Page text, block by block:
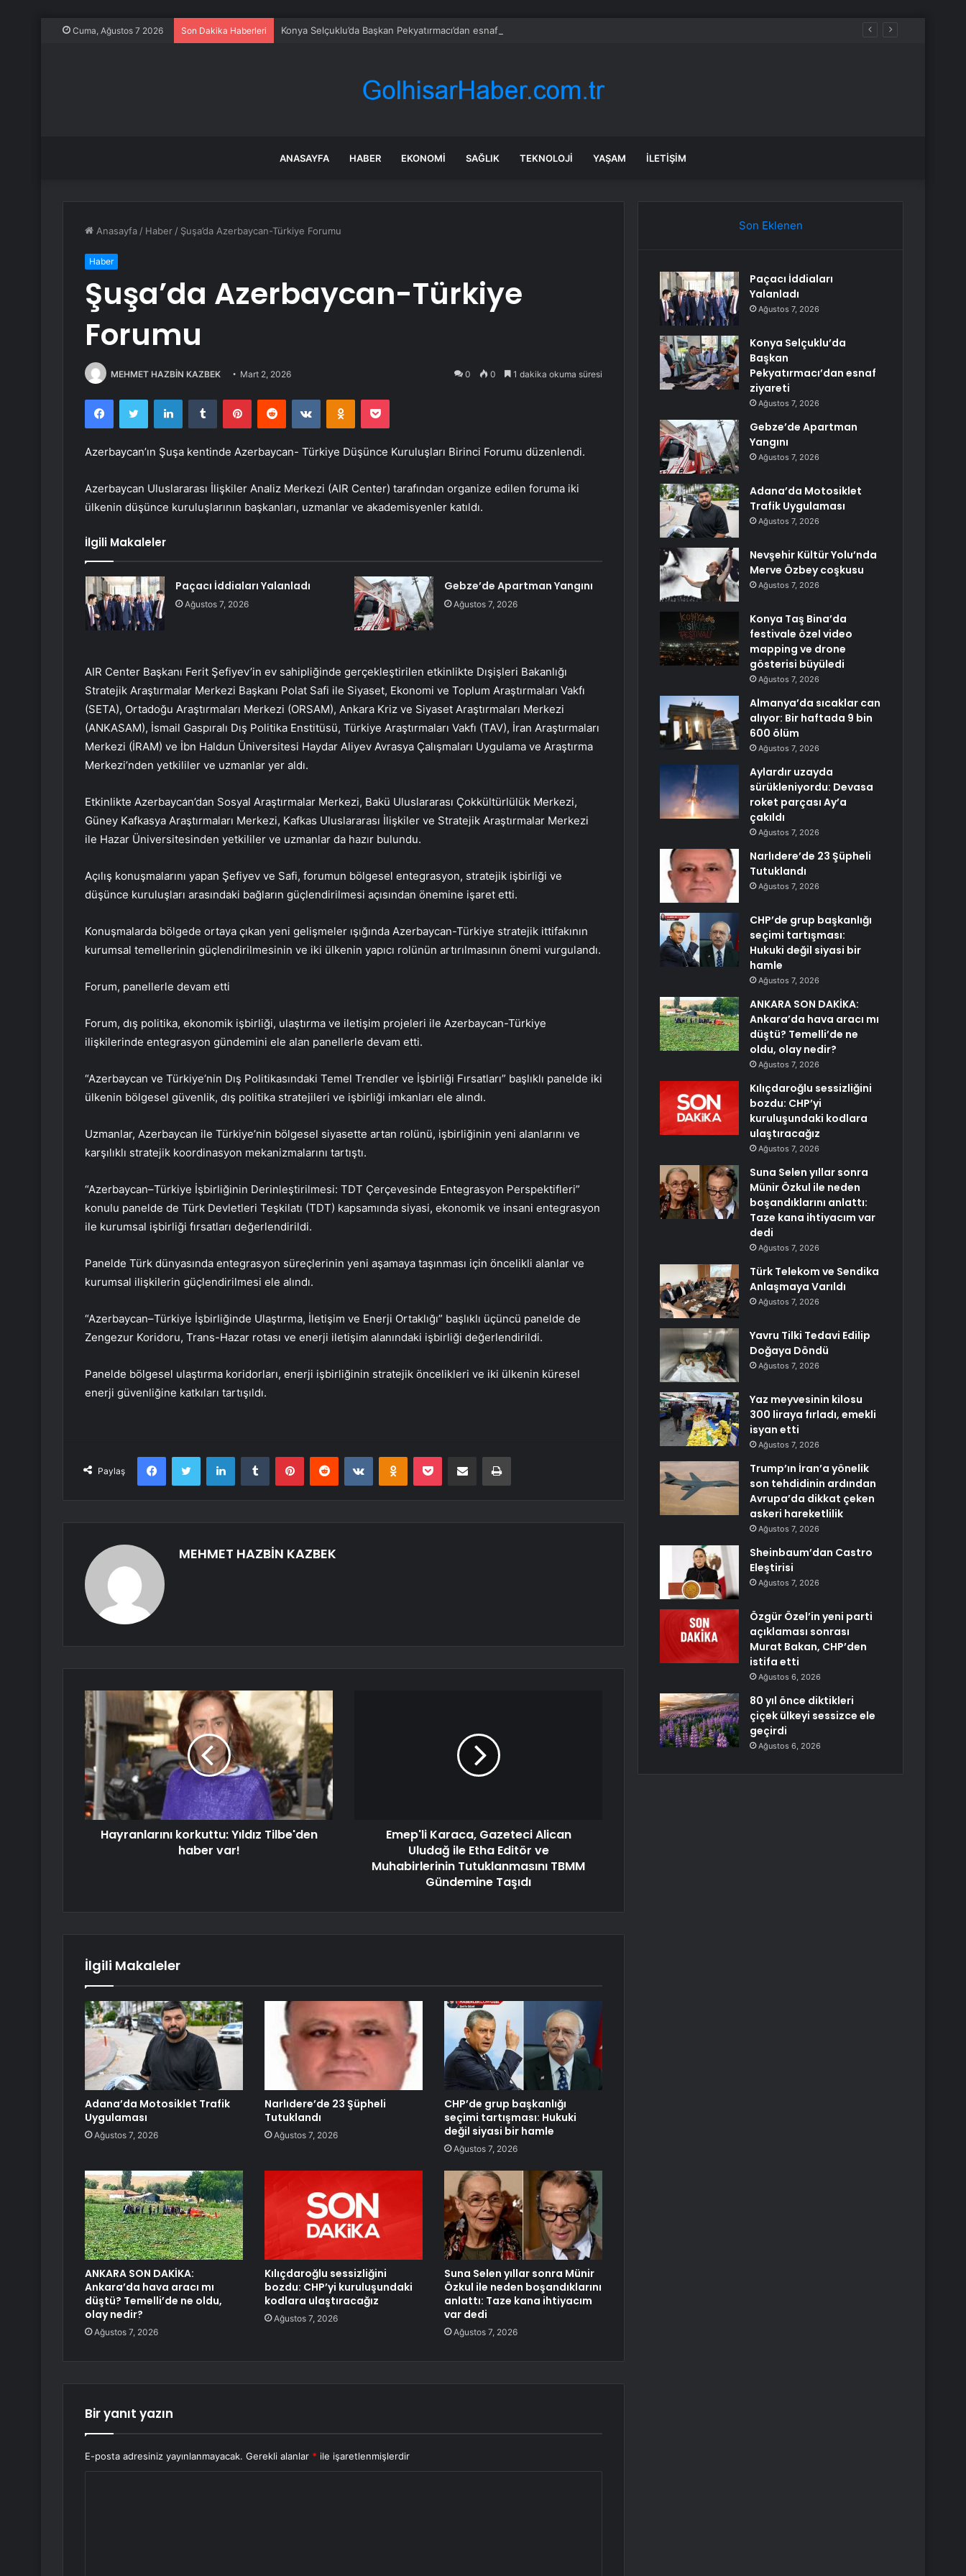
Cuma, Ağustos 7 2026 Son Dakika Haberleri Konya Selçuklu’da Başkan Pekyatırmacı’dan esnaf ziyareti
ANASAYFA HABER EKONOMI SAĞLIK TEKNOLOJI YAŞAM İLETIŞIM
Anasayfa / Haber / Şuşa’da Azerbaycan-Türkiye Forumu
Haber
Şuşa’da Azerbaycan-Türkiye
Forumu
MEHMET HAZBİN KAZBEK Mart 2, 2026 0 0 1 dakika okuma süresi
FacebookTwitter LinkedInTumblr PinterestReddit VKontakteOdnoklassniki
Pocket
Azerbaycan’ın Şuşa kentinde Azerbaycan- Türkiye Düşünce Kuruluşları Birinci Forumu düzenlendi.
Azerbaycan Uluslararası İlişkiler Analiz Merkezi (AIR Center) tarafından organize edilen foruma iki
ülkenin düşünce kuruluşlarının başkanları, uzmanlar ve akademisyenler katıldı.
İlgili Makaleler
Paçacı İddiaları Yalanladı
Ağustos 7, 2026
Gebze’de Apartman Yangını
Ağustos 7, 2026
AIR Center Başkanı Ferit Şefiyev’in ev sahipliğinde gerçekleştirilen etkinlikte Dışişleri Bakanlığı
Stratejik Araştırmalar Merkezi Başkanı Polat Safi ile Siyaset, Ekonomi ve Toplum Araştırmaları Vakfı
(SETA), Ortadoğu Araştırmaları Merkezi (ORSAM), Ankara Kriz ve Siyaset Araştırmaları Merkezi
(ANKASAM), İsmail Gaspıralı Dış Politika Enstitüsü, Türkiye Araştırmaları Vakfı (TAV), İran Araştırmaları
Merkezi (İRAM) ve İbn Haldun Üniversitesi Haydar Aliyev Avrasya Çalışmaları Uygulama ve Araştırma
Merkezi’nden yetkililer ve uzmanlar yer aldı.
Etkinlikte Azerbaycan’dan Sosyal Araştırmalar Merkezi, Bakü Uluslararası Çokkültürlülük Merkezi,
Güney Kafkasya Araştırmaları Merkezi, Kafkas Uluslararası İlişkiler ve Stratejik Araştırmalar Merkezi
ile Hazar Üniversitesinden yetkililer ve uzmanlar da hazır bulundu.
Açılış konuşmalarını yapan Şefiyev ve Safi, forumun bölgesel entegrasyon, stratejik işbirliği ve
düşünce kuruluşları arasındaki bağların güçlendirilmesi açısından önemine işaret etti.
Konuşmalarda bölgede ortaya çıkan yeni gelişmeler ışığında Azerbaycan-Türkiye stratejik ittifakının
kurumsal temellerinin güçlendirilmesinin ve iki ülkenin yapıcı rolünün artırılmasının önemi vurgulandı.
Forum, panellerle devam etti
Forum, dış politika, ekonomik işbirliği, ulaştırma ve iletişim projeleri ile Azerbaycan-Türkiye
ilişkilerinde entegrasyon gündemini ele alan panellerle devam etti.
“Azerbaycan ve Türkiye’nin Dış Politikasındaki Temel Trendler ve İşbirliği Fırsatları” başlıklı panelde iki
ülkenin bölgesel güvenlik, dış politika stratejileri ve işbirliği imkanları ele alındı.
Uzmanlar, Azerbaycan ile Türkiye’nin bölgesel siyasette artan rolünü, işbirliğinin yeni alanlarını ve
karşılıklı stratejik koordinasyon mekanizmalarını tartıştı.
“Azerbaycan–Türkiye İşbirliğinin Derinleştirilmesi: TDT Çerçevesinde Entegrasyon Perspektifleri”
konulu panelde de Türk Devletleri Teşkilatı (TDT) kapsamında siyasi, ekonomik ve insani entegrasyon
ile kurumsal işbirliği fırsatları değerlendirildi.
Panelde Türk dünyasında entegrasyon süreçlerinin yeni aşamaya taşınması için öncelikli alanlar ve
kurumsal ilişkilerin güçlendirilmesi ele alındı.
“Azerbaycan–Türkiye İşbirliğinde Ulaştırma, İletişim ve Enerji Ortaklığı” başlıklı üçüncü panelde de
Zengezur Koridoru, Trans-Hazar rotası ve enerji iletişim alanındaki işbirliği değerlendirildi.
Panelde bölgesel ulaştırma koridorları, enerji işbirliğinin stratejik öncelikleri ve iki ülkenin küresel
enerji güvenliğine katkıları tartışıldı.
Paylaş
FacebookTwitter LinkedInTumblr PinterestReddit VKontakteOdnoklassniki
Pocket E-Posta ile paylaş Yazdır
MEHMET HAZBİN KAZBEK
Hayranlarını korkuttu: Yıldız Tilbe'den
haber var!
Emep'li Karaca, Gazeteci Alican
Uludağ ile Etha Editör ve
Muhabirlerinin Tutuklanmasını TBMM
Gündemine Taşıdı
İlgili Makaleler
Adana’da Motosiklet Trafik
Uygulaması
Ağustos 7, 2026
Narlıdere’de 23 Şüpheli
Tutuklandı
Ağustos 7, 2026
CHP’de grup başkanlığı
seçimi tartışması: Hukuki
değil siyasi bir hamle
Ağustos 7, 2026
ANKARA SON DAKİKA:
Ankara’da hava aracı mı
düştü? Temelli’de ne oldu,
olay nedir?
Ağustos 7, 2026
Kılıçdaroğlu sessizliğini
bozdu: CHP’yi kuruluşundaki
kodlara ulaştıracağız
Ağustos 7, 2026
Suna Selen yıllar sonra Münir
Özkul ile neden boşandıklarını
anlattı: Taze kana ihtiyacım
var dedi
Ağustos 7, 2026
Bir yanıt yazın
E-posta adresiniz yayınlanmayacak. Gerekli alanlar * ile işaretlenmişlerdir
Son Eklenen
Paçacı İddiaları
Yalanladı
Ağustos 7, 2026
Konya Selçuklu’da
Başkan
Pekyatırmacı’dan esnaf
ziyareti
Ağustos 7, 2026
Gebze’de Apartman
Yangını
Ağustos 7, 2026
Adana’da Motosiklet
Trafik Uygulaması
Ağustos 7, 2026
Nevşehir Kültür Yolu’nda
Merve Özbey coşkusu
Ağustos 7, 2026
Konya Taş Bina’da
festivale özel video
mapping ve drone
gösterisi büyüledi
Ağustos 7, 2026
Almanya’da sıcaklar can
alıyor: Bir haftada 9 bin
600 ölüm
Ağustos 7, 2026
Aylardır uzayda
sürükleniyordu: Devasa
roket parçası Ay’a
çakıldı
Ağustos 7, 2026
Narlıdere’de 23 Şüpheli
Tutuklandı
Ağustos 7, 2026
CHP’de grup başkanlığı
seçimi tartışması:
Hukuki değil siyasi bir
hamle
Ağustos 7, 2026
ANKARA SON DAKİKA:
Ankara’da hava aracı mı
düştü? Temelli’de ne
oldu, olay nedir?
Ağustos 7, 2026
Kılıçdaroğlu sessizliğini
bozdu: CHP’yi
kuruluşundaki kodlara
ulaştıracağız
Ağustos 7, 2026
Suna Selen yıllar sonra
Münir Özkul ile neden
boşandıklarını anlattı:
Taze kana ihtiyacım var
dedi
Ağustos 7, 2026
Türk Telekom ve Sendika
Anlaşmaya Varıldı
Ağustos 7, 2026
Yavru Tilki Tedavi Edilip
Doğaya Döndü
Ağustos 7, 2026
Yaz meyvesinin kilosu
300 liraya fırladı, emekli
isyan etti
Ağustos 7, 2026
Trump’ın İran’a yönelik
son tehdidinin ardından
Avrupa’da dikkat çeken
askeri hareketlilik
Ağustos 7, 2026
Sheinbaum’dan Castro
Eleştirisi
Ağustos 7, 2026
Özgür Özel’in yeni parti
açıklaması sonrası
Murat Bakan, CHP’den
istifa etti
Ağustos 6, 2026
80 yıl önce diktikleri
çiçek ülkeyi sessizce ele
geçirdi
Ağustos 6, 2026